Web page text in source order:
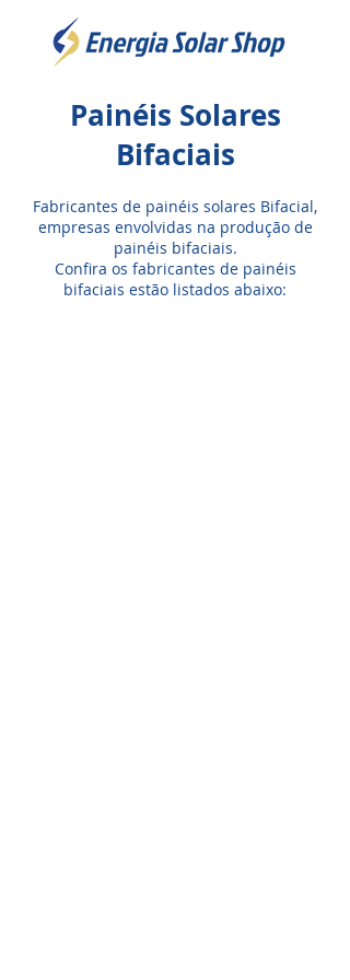
Painéis Solares
Bifaciais
Fabricantes de painéis solares Bifacial,
empresas envolvidas na produção de
painéis bifaciais.
Confira os fabricantes de painéis
bifaciais estão listados abaixo: